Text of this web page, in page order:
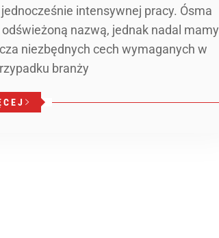
intensywnej pracy. Ósma
nazwą, jednak nadal mamy
niezbędnych cech wymaganych w
branży